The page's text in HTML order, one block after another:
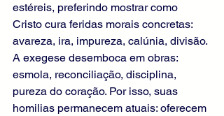
estéreis, preferindo mostrar como
Cristo cura feridas morais concretas:
avareza, ira, impureza, calúnia, divisão.
A exegese desemboca em obras:
esmola, reconciliação, disciplina,
pureza do coração. Por isso, suas
homilias permanecem atuais: oferecem